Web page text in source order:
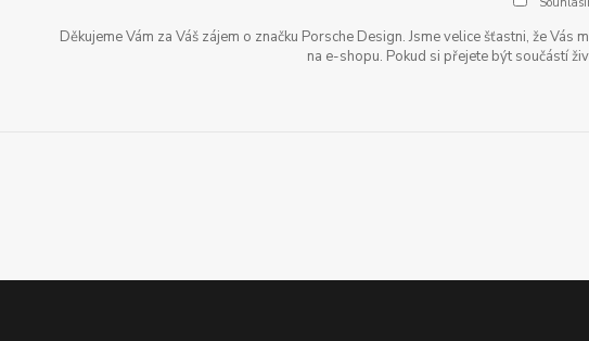
Děkujeme Vám za Váš zájem o značku Porsche Design. Jsme velice šťastni, že
na e-shopu. Pokud si přejete být součástí